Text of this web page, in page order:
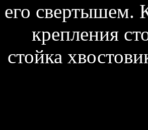
его свертышем.
крепления
стойка